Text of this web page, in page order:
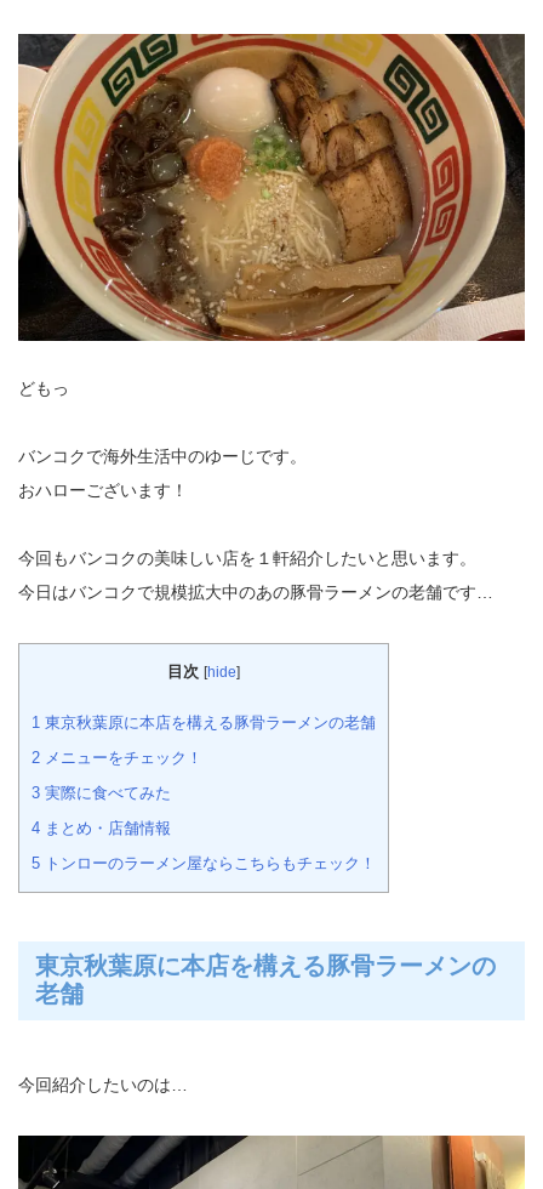
どもっ
バンコクで海外生活中のゆーじです。
おハローございます！
今回もバンコクの美味しい店を１軒紹介したいと思います。
今日はバンコクで規模拡大中のあの豚骨ラーメンの老舗です…
目次 [hide]
1 東京秋葉原に本店を構える豚骨ラーメンの老舗
2 メニューをチェック！
3 実際に食べてみた
4 まとめ・店舗情報
5 トンローのラーメン屋ならこちらもチェック！
東京秋葉原に本店を構える豚骨ラーメンの
老舗
今回紹介したいのは…